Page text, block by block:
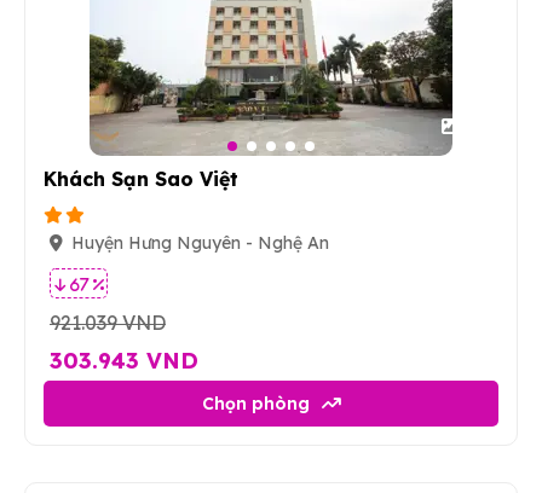
Khách Sạn Sao Việt
Huyện Hưng Nguyên - Nghệ An
67 %
921.039 VND
303.943 VND
Chọn phòng